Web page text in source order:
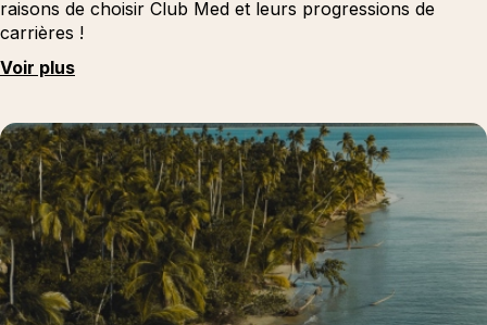
raisons de choisir Club Med et leurs progressions de
carrières !
Voir plus